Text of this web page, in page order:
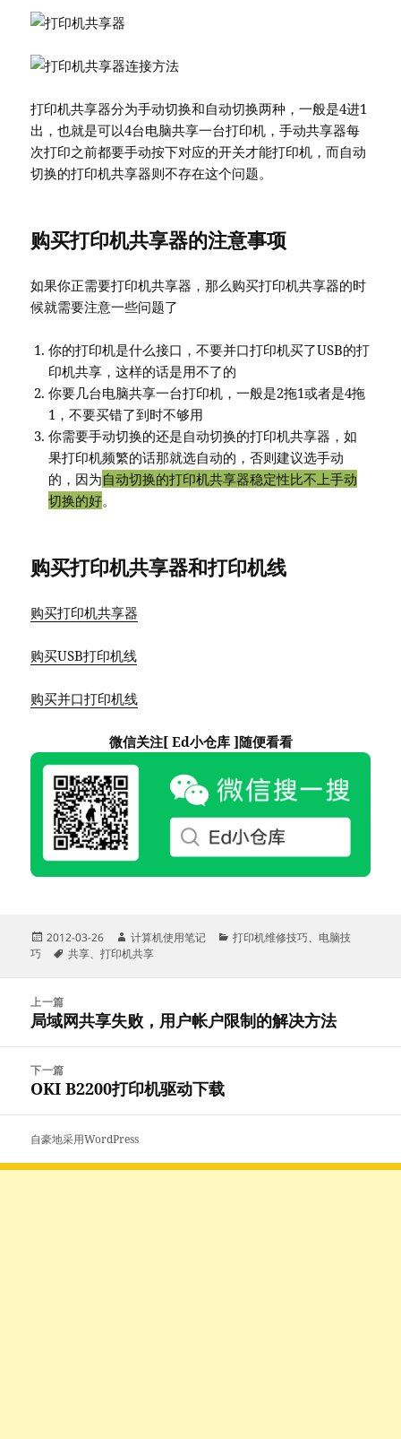
打印机共享器分为手动切换和自动切换两种，一般是4进1
出，也就是可以4台电脑共享一台打印机，手动共享器每
次打印之前都要手动按下对应的开关才能打印机，而自动
切换的打印机共享器则不存在这个问题。
购买打印机共享器的注意事项
如果你正需要打印机共享器，那么购买打印机共享器的时
候就需要注意一些问题了
你的打印机是什么接口，不要并口打印机买了USB的打
印机共享，这样的话是用不了的
你要几台电脑共享一台打印机，一般是2拖1或者是4拖
1，不要买错了到时不够用
你需要手动切换的还是自动切换的打印机共享器，如
果打印机频繁的话那就选自动的，否则建议选手动
的，因为自动切换的打印机共享器稳定性比不上手动
切换的好。
购买打印机共享器和打印机线
购买打印机共享器
购买USB打印机线
购买并口打印机线
微信关注[ Ed小仓库 ]随便看看
发
布
2012-03-26
作
者
计算机使用笔记
分
打印机维修技巧、 电脑技
巧
标
共享、打印机共享
航
上一篇
上
文
章：
局域网共享失败，用户帐户限制的解决方法
下一篇
下
篇
文
OKI B2200打印机驱动下载
自豪地采用WordPress